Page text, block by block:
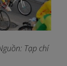
Tạp chí